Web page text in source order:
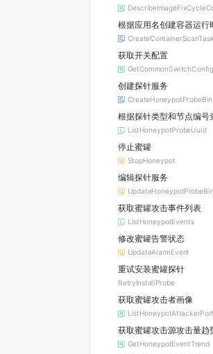
根据应用名创建容器运行
获取开关配置
GetCommonSwitchConfig
创建探针服务
根据探针类型和节点编号
ListHoneypotProbeUuid
停止蜜罐
StopHoneypot
编辑探针服务
获取蜜罐攻击事件列表
ListHoneypotEvents
修改蜜罐告警状态
UpdateAlarmEvent
重试安装蜜罐探针
RetryInstallProbe
获取蜜罐攻击者画像
获取蜜罐攻击源攻击量趋
GetHoneypotEventTrend